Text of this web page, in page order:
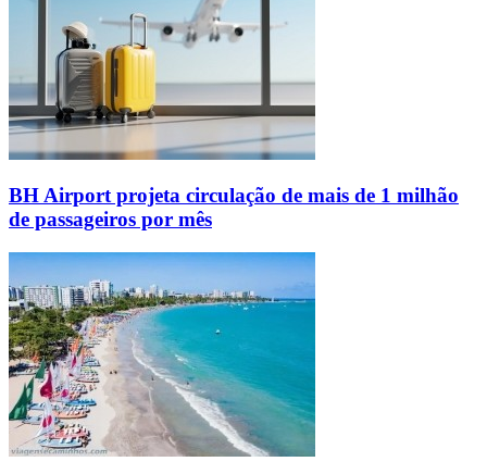
BH Airport projeta circulação de mais de 1 milhão
de passageiros por mês